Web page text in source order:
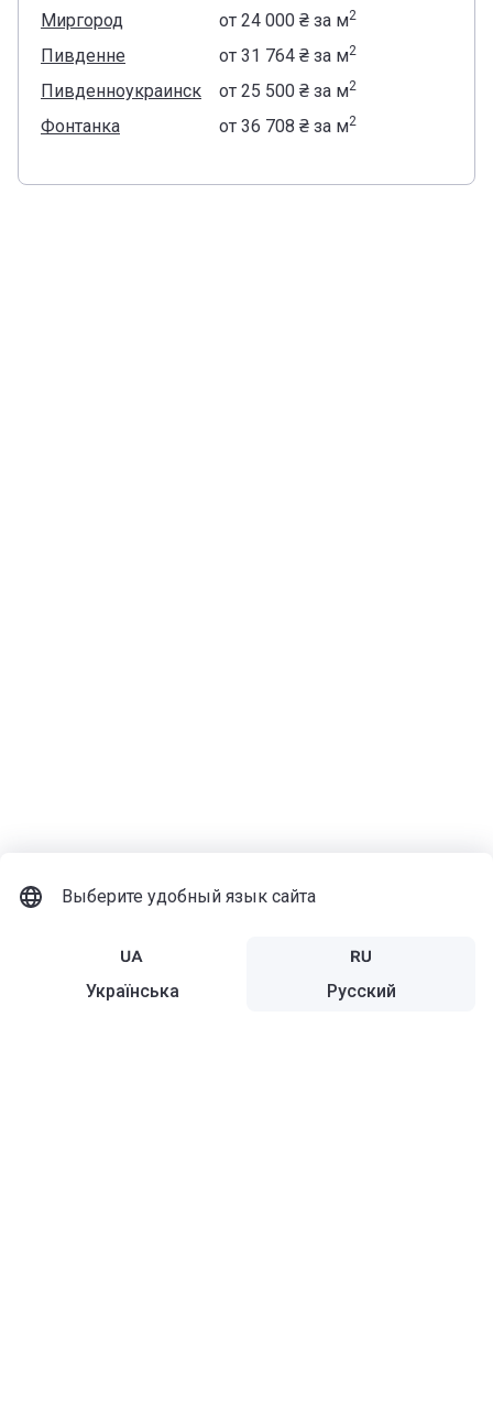
Выберите удобный язык сайта
Українська Русский
Миргород от ‍24 000 ₴за м2
Пивденне от ‍31 764 ₴за м2
Пивденноукраинск от ‍25 500 ₴за м2
Фонтанка от ‍36 708 ₴за м2